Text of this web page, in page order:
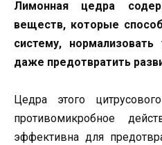
Лимонная цедра
веществ, которые
систему,
даже предотвратить
Цедра этого
противомикробное
эффективна для